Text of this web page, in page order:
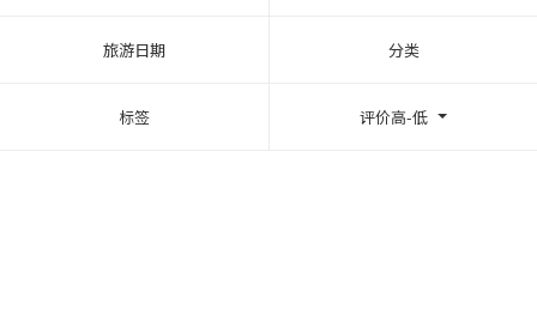
旅游日期 分类
标签 评价高-低